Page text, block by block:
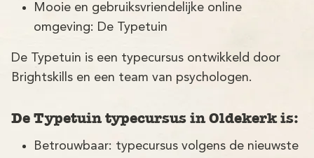
Mooie en gebruiksvriendelijke online
omgeving: De Typetuin
De Typetuin is een typecursus ontwikkeld door
Brightskills en een team van psychologen.
De Typetuin typecursus in Oldekerk is:
Betrouwbaar: typecursus volgens de nieuwste